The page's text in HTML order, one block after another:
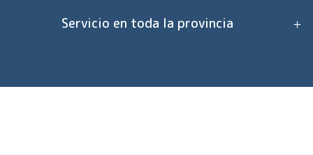
Servicio en toda la provincia